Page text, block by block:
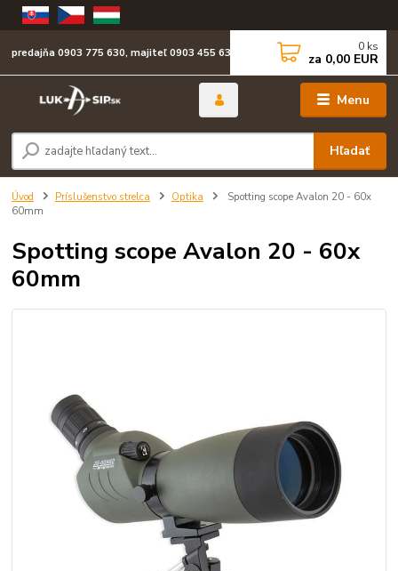
Menu
Hľadať
predajňa 0903 775 630, majiteľ 0903 455 630 0 ks
za 0,00 EUR
Úvod Príslušenstvo strelca Optika
Spotting scope Avalon 20 - 60x
60mm
Spotting scope Avalon 20 - 60x
60mm